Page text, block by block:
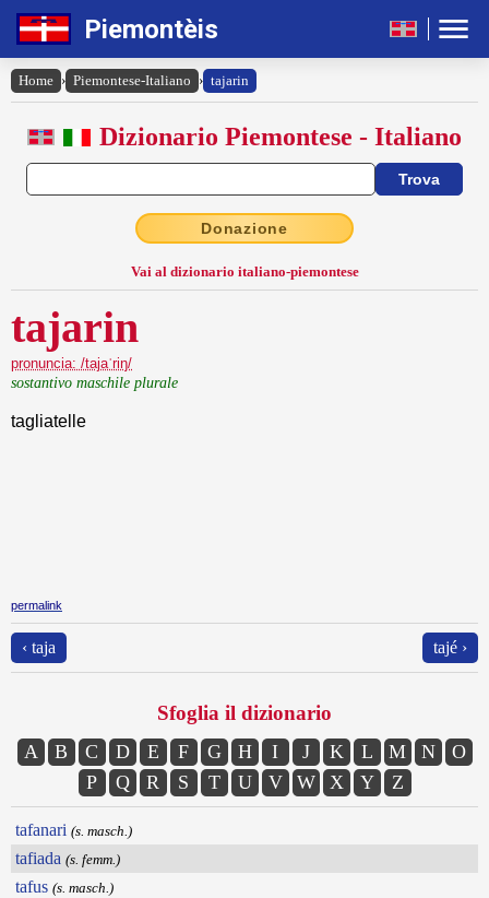
Piemontèis
Home › Piemontese-Italiano › tajarin
Dizionario Piemontese - Italiano
Donazione
Vai al dizionario italiano-piemontese
tajarin
pronuncia: /tajaˈriŋ/
sostantivo maschile plurale
tagliatelle
permalink
‹ taja tajé ›
Sfoglia il dizionario
A B C D E F G H I J K L M N
O
P
Q R S T U V W X Y Z
tafanari (s. masch.)
tafiada (s. femm.)
tafus (s. masch.)